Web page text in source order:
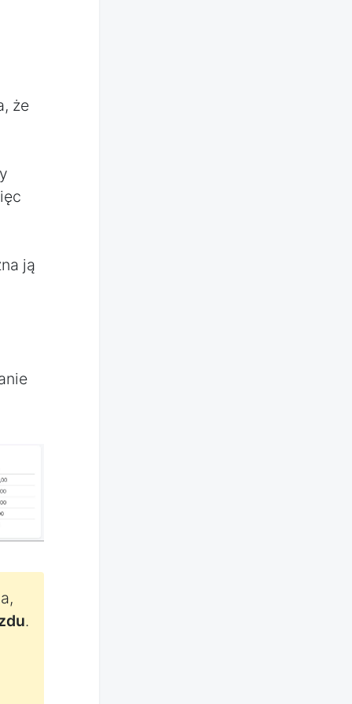
że
ją
.